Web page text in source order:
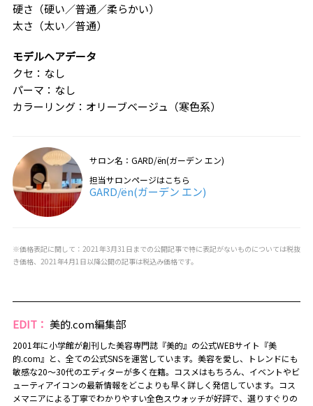
硬さ（硬い／普通／柔らかい）
太さ（太い／普通）
モデルヘアデータ
クセ：なし
パーマ：なし
カラーリング：オリーブベージュ（寒色系）
サロン名：GARD/ën(ガーデン エン)
担当サロンページはこちら
GARD/ën(ガーデン エン)
※価格表記に関して：2021年3月31日までの公開記事で特に表記がないものについては税抜
き価格、2021年4月1日以降公開の記事は税込み価格です。
EDIT： 美的.com編集部
2001年に小学館が創刊した美容専門誌『美的』の公式WEBサイト『美
的.com』と、全ての公式SNSを運営しています。美容を愛し、トレンドにも
敏感な20～30代のエディターが多く在籍。コスメはもちろん、イベントやビ
ューティアイコンの最新情報をどこよりも早く詳しく発信しています。コス
メマニアによる丁寧でわかりやすい全色スウォッチが好評で、選りすぐりの